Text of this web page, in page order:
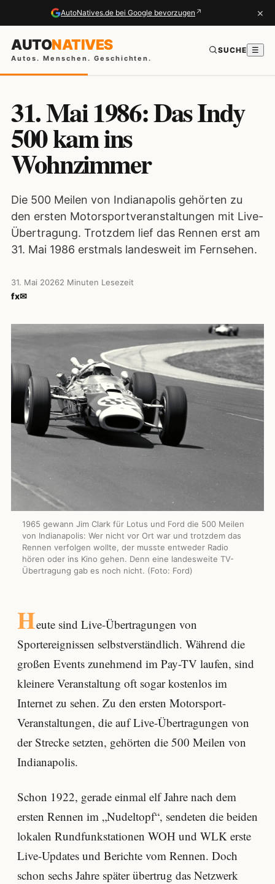
AutoNatives.de bei Google bevorzugen ↗ ×
AUTONATIVES
Autos. Menschen. Geschichten.
SUCHE ☰
31. Mai 1986: Das Indy
500 kam ins
Wohnzimmer
Die 500 Meilen von Indianapolis gehörten zu
den ersten Motorsportveranstaltungen mit Live-
Übertragung. Trotzdem lief das Rennen erst am
31. Mai 1986 erstmals landesweit im Fernsehen.
31. Mai 20262 Minuten Lesezeit
fx✉
1965 gewann Jim Clark für Lotus und Ford die 500 Meilen
von Indianapolis: Wer nicht vor Ort war und trotzdem das
Rennen verfolgen wollte, der musste entweder Radio
hören oder ins Kino gehen. Denn eine landesweite TV-
Übertragung gab es noch nicht. (Foto: Ford)
Heute sind Live-Übertragungen von
Sportereignissen selbstverständlich. Während die
großen Events zunehmend im Pay-TV laufen, sind
kleinere Veranstaltung oft sogar kostenlos im
Internet zu sehen. Zu den ersten Motorsport-
Veranstaltungen, die auf Live-Übertragungen von
der Strecke setzten, gehörten die 500 Meilen von
Indianapolis.
Schon 1922, gerade einmal elf Jahre nach dem
ersten Rennen im „Nudeltopf“, sendeten die beiden
lokalen Rundfunkstationen WOH und WLK erste
Live-Updates und Berichte vom Rennen. Doch
schon sechs Jahre später übertrug das Netzwerk